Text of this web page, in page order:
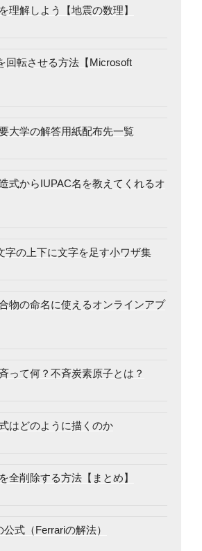
理解しよう【地震の数理】
回転させる方法【Microsoft
大学の解答用紙配布先一覧
式からIUPAC名を教えてくれるオ
字の上下に文字を足す小ワザ集
物の命名に使えるオンラインアプ
って何？不斉炭素原子とは？
はどのように描くのか
全削除する方法【まとめ】
式（Ferrariの解法）